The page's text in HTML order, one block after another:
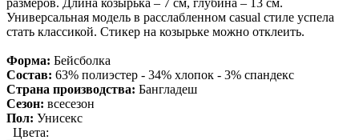
Универсальная модель в расслабленном casual стиле успела
стать классикой. Стикер на козырьке можно отклеить.
Форма: Бейсболка
Состав: 63% полиэстер - 34% хлопок - 3% спандекс
Страна производства: Бангладеш
Сезон: всесезон
Пол: Унисекс
Цвета: